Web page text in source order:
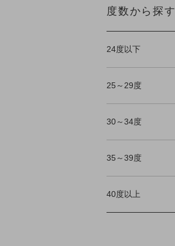
度数から探す
24度以下
25～29度
30～34度
35～39度
40度以上